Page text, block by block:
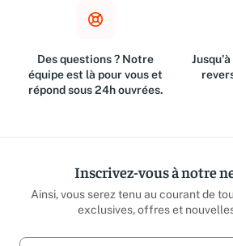
Des questions ? Notre
équipe est là pour vous et
répond sous 24h ouvrées.
Inscrivez-vous à notre
Ainsi, vous serez tenu au courant de
exclusives, offres et